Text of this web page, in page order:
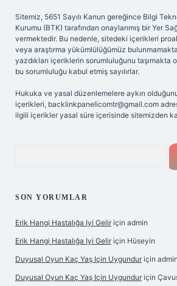
Sitemiz, 5651 Sayılı Kanun gereğince Bilgi
Kurumu (BTK) tarafından onaylanmış bir Yer
vermektedir. Bu nedenle, sitedeki içerikleri
veya araştırma yükümlülüğümüz
yazdıkları içeriklerin sorumluluğunu taşımakta
bu sorumluluğu kabul etmiş sayılırlar.
Hukuka ve yasal düzenlemelere aykırı
içerikleri, backlinkpanelicomtr@gmail.com
ilgili içerikler yasal süre içerisinde sitemizden
SON YORUMLAR
Erik Hangi Hastalığa Iyi Gelir için admin
Erik Hangi Hastalığa Iyi Gelir için Hüseyin
Duyusal Oyun Kaç Yaş Için Uygundur için admin
Duyusal Oyun Kaç Yaş Için Uygundur için